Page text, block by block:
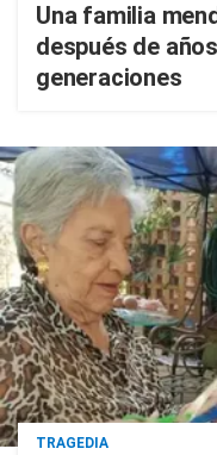
Una familia
después de
generaciones
TRAGEDIA